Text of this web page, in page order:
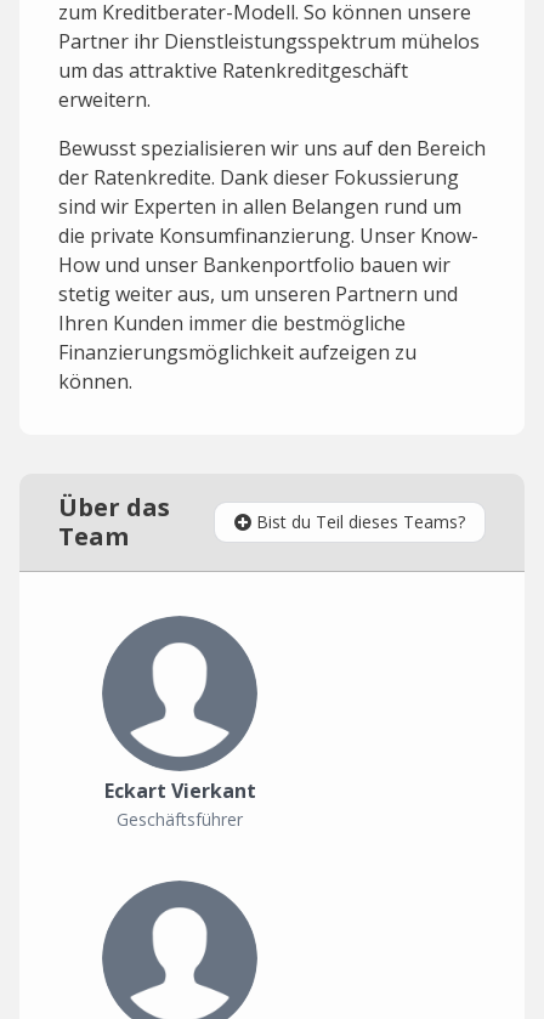
zum Kreditberater-Modell. So können unsere
Partner ihr Dienstleistungsspektrum mühelos
um das attraktive Ratenkreditgeschäft
erweitern.
Bewusst spezialisieren wir uns auf den Bereich
der Ratenkredite. Dank dieser Fokussierung
sind wir Experten in allen Belangen rund um
die private Konsumfinanzierung. Unser Know-
How und unser Bankenportfolio bauen wir
stetig weiter aus, um unseren Partnern und
Ihren Kunden immer die bestmögliche
Finanzierungsmöglichkeit aufzeigen zu
können.
Über das
Team
Bist du Teil dieses Teams?
Eckart Vierkant
Geschäftsführer